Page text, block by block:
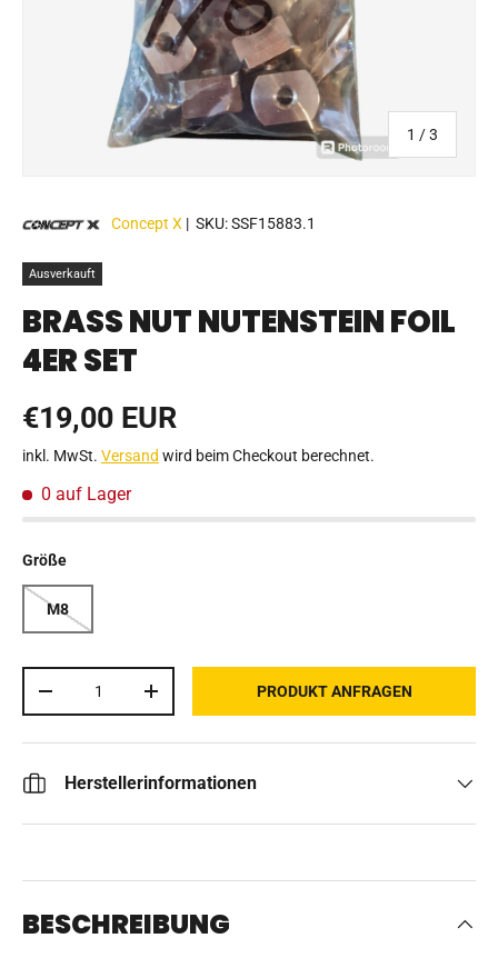
1 /von
3
Concept X | SKU:SSF15883.1
Ausverkauft
BRASS NUT NUTENSTEIN FOIL
4ER SET
Normaler Preis
€19,00 EUR
inkl. MwSt. Versand wird beim Checkout berechnet.
0 auf Lager
Größe
M8
MENGE VERRINGERNMENGE ERHÖHENPRODUKT ANFRAGEN
Herstellerinformationen
BESCHREIBUNG